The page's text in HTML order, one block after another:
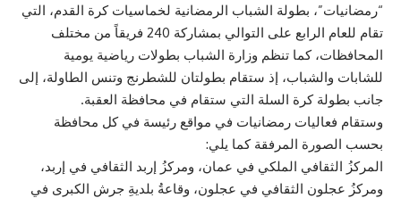
“رمضانيات”، بطولة الشباب الرمضانية لخماسيات كرة القدم، التي
تقام للعام الرابع على التوالي بمشاركة 240 فريقاً من مختلف
المحافظات، كما تنظم وزارة الشباب بطولات رياضية يومية
للشابات والشباب، إذ ستقام بطولتان للشطرنج وتنس الطاولة، إلى
جانب بطولة كرة السلة التي ستقام في محافظة العقبة.
وستقام فعاليات رمضانيات في مواقع رئيسة في كل محافظة
بحسب الصورة المرفقة كما يلي:
المركزُ الثقافي الملكي في عمان، ومركزُ إربد الثقافي في إربد،
ومركزُ عجلون الثقافي في عجلون، وقاعةُ بلديةِ جرش الكبرى في